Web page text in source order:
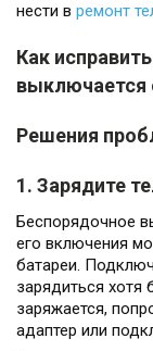
нести в ремонт
Как
выключается
Решения
1. Зарядите
Беспорядочное
его включения
батареи.
зарядиться хотя
заряжается,
адаптер или